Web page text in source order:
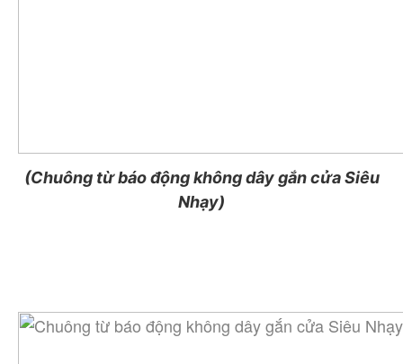
(Chuông từ báo động không dây gắn cửa Siêu
Nhạy)